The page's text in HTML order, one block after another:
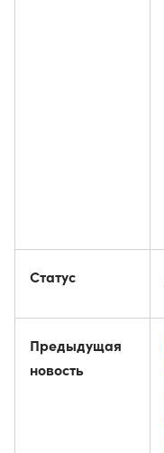
Статус
Предыдущая
новость